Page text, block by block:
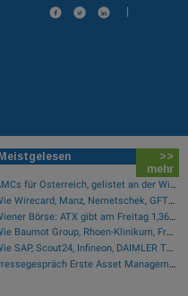
|
Meistgelesen
>>
mehr
AMCs für Österreich, gelistet an der Wiener Börse
Wie Wirecard, Manz, Nemetschek, GFT Technologies, SAP und Rocket Internet für Gesprächsstoff sorgten
Wiener Börse: ATX gibt am Freitag 1,36 Prozent ab
Wie Baumot Group, Rhoen-Klinikum, Francotyp-Postalia, Tele Columbus, European Lithium und Lanxess für Gesprächsstoff sorgten
Wie SAP, Scout24, Infineon, DAIMLER TRUCK HLD..., Zalando und Allianz für Gesprächsstoff im DAX sorgten
Pressegespräch Erste Asset Management Osteuropa Aktien